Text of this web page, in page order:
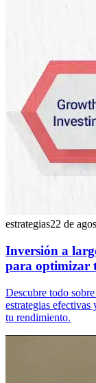
estrategias22 de
Inversión a
para optimizar
Descubre todo
estrategias
tu rendimiento.